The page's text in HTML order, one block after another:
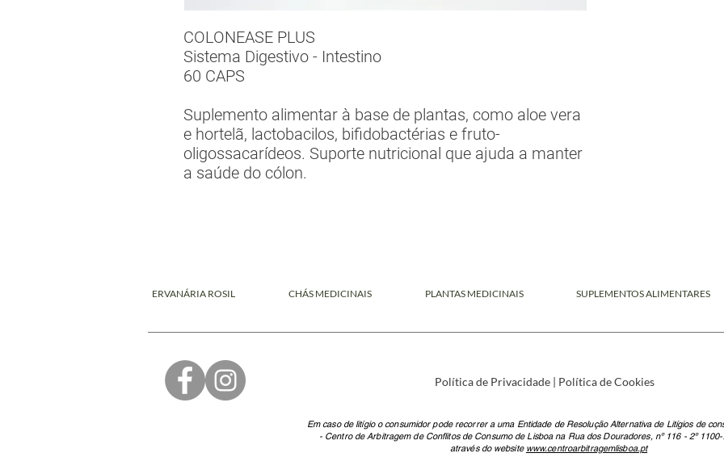
COLONEASE PLUS
Sistema Digestivo - Intestino
60 CAPS
Suplemento alimentar à base de plantas, como aloe vera
e hortelã, lactobacilos, bifidobactérias e fruto-
oligossacarídeos. Suporte nutricional que ajuda a manter
a saúde do cólon.
ERVANÁRIA ROSIL CHÁS MEDICINAIS PLANTAS MEDICINAIS SUPLEMENTOS ALIMENTARES
Política de Privacidade | Política de Cookies
Em caso de litígio o consumidor pode recorrer a uma Entidade de Resolução Alternativa de Litígios de
- Centro de Arbitragem de Conflitos de Consumo de Lisboa na Rua dos Douradores, nº 116 - 2º
através do website www.centroarbitragemlisboa.pt